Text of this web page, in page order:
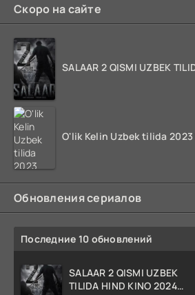
Скоро на сайте
Обновления сериалов
Последние 10 обновлений
SALAAR 2 QISMI UZBEK
TILIDA HIND KINO 2024